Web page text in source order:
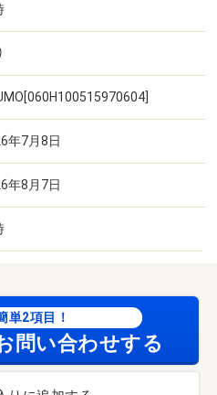
年7月8日
年8月7日
単2項目！
問い合わせする